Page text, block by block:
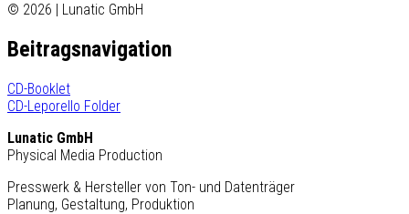
© 2026 | Lunatic GmbH
Beitragsnavigation
CD-Booklet
CD-Leporello Folder
Lunatic GmbH
Physical Media Production
Presswerk & Hersteller von Ton- und Datenträger
Planung, Gestaltung, Produktion